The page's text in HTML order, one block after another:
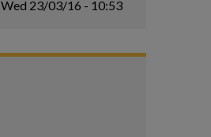
Wed 23/03/16 - 10:53